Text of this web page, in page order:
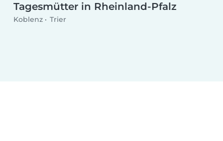
Tagesmütter in Rheinland-Pfalz
Koblenz Trier